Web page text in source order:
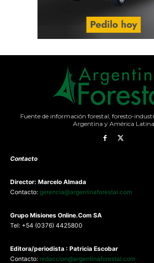
Fuente de información forestal, foresto-
Argentina y América Latina
Contacto
Director: Marcelo Almada
Contacto: gerencia@argentinaforestal.com
Grupo Misiones Online.Com SA
Tel: +54 (0376) 4425800
Editora/periodista : Patricia Escobar
Contacto: redaccion@argentinaforestal.com